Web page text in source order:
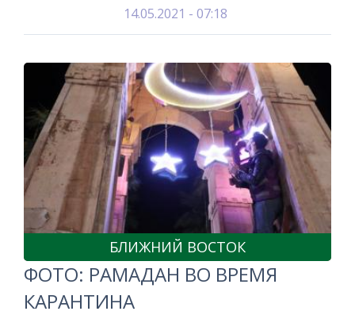
14.05.2021 - 07:18
БЛИЖНИЙ ВОСТОК
ФОТО: РАМАДАН ВО ВРЕМЯ
КАРАНТИНА